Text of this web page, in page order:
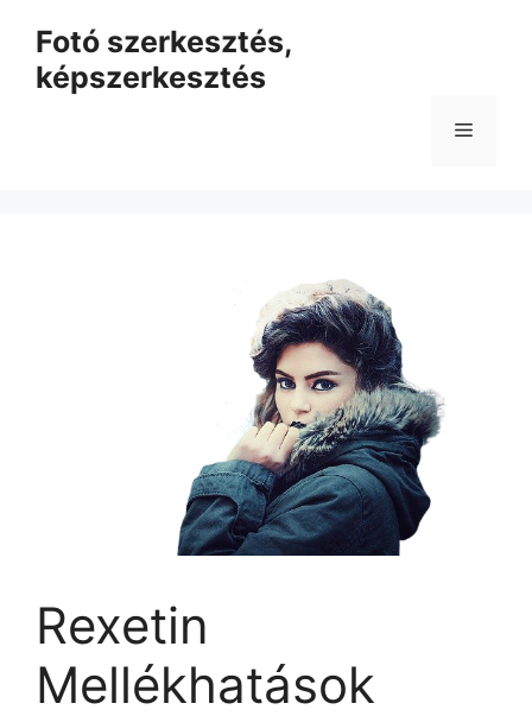
tartalomba
Fotó szerkesztés,
képszerkesztés
Menü
Rexetin
Mellékhatások